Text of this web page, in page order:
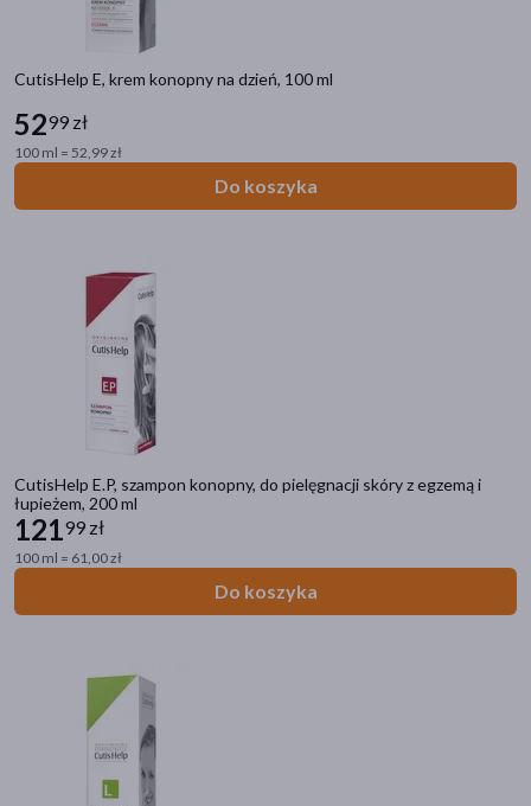
CutisHelp E, krem konopny na dzień, 100 ml
5299 zł
100 ml = 52,99 zł
Do koszyka
CutisHelp E.P, szampon konopny, do pielęgnacji skóry z egzemą i
łupieżem, 200 ml
12199 zł
100 ml = 61,00 zł
Do koszyka
Zdrowie
Mama i dziecko
Kosmetyki
Filtry
Dostępny(2)
Dostawa
Wysyłka
Cena
zł –
Linia produktowa
CutisHelp Mimi
CutisHelp E (Egzema)